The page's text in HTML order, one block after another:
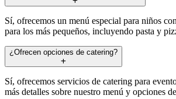
Sí, ofrecemos un menú especial para niños
para los más pequeños, incluyendo pasta y
¿Ofrecen opciones de catering?
Sí, ofrecemos servicios de catering para
más detalles sobre nuestro menú y opciones